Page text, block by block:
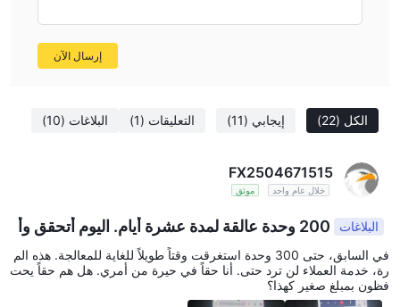
الكل (22) إيجابي (11) التعليقات (1) البلاغات (10)
FX2504671515
خلال عام واحد موثق
البلاغات
200 وحدة عالقة لمدة عشرة أيام. اليوم أتحقق وأ
رى هذا.
في السابق، حتى 300 وحدة استغرقت وقتاً طويلاً للغاية للمعالجة. هذه الم
رة، خدمة العملاء لن ترد حتى. أنا حقاً في حيرة من أمري. هل هم حقاً يحت
فظون بمبلغ صغير كهذا؟
إرسال الآن